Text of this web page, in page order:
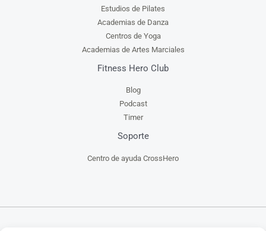
Estudios de Pilates
Academias de Danza
Centros de Yoga
Academias de Artes Marciales
Fitness Hero Club
Blog
Podcast
Timer
Soporte
Centro de ayuda CrossHero